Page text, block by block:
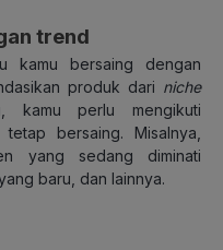
trend
kamu bersaing dengan
produk dari niche
kamu perlu mengikuti
bersaing. Misalnya,
yang sedang diminati
baru, dan lainnya.